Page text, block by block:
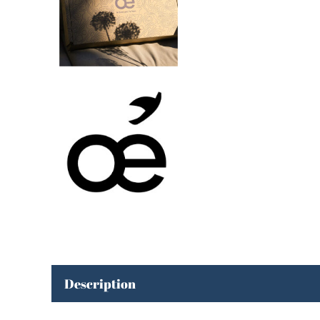
Description